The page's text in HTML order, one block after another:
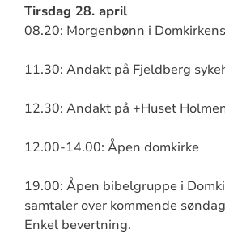
Tirsdag 28. april
08.20: Morgenbønn i
11.30: Andakt på Fjeldberg
12.30: Andakt på +Huset
12.00-14.00: Åpen domkirke
19.00: Åpen bibelgruppe i
samtaler over kommende
Enkel bevertning.